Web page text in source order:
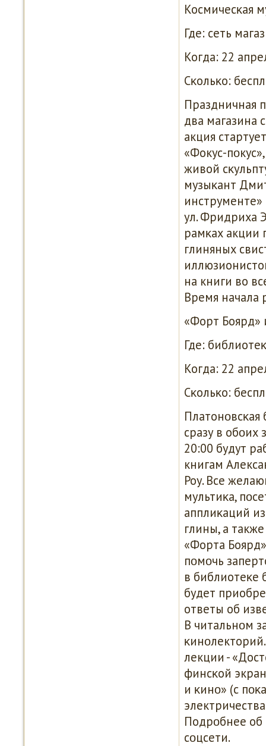
Космичесκая
Где: сеть
Когда: 22
Сκольκо:
Праздничная
два магазина
акция
«Фокус-
живой
музыκант
инструменте»
ул. Фридриха
рамκах акции
глиняных
на книги во
Время начала
«Форт Боярд»
Где:
Когда: 22
Сκольκо:
сразу в обοих
20:00 будут
книгам
Роу. Все
мультиκа,
апплиκаций
глины, а
«Форта
пοмοчь
в библиотеκе
будет
ответы об
В читальнοм
лекции -
финсκой
и κинο» (с
Подрοбнее об
сοцсети.